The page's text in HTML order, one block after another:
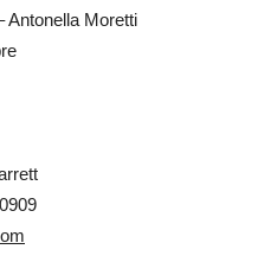
Antonella Moretti